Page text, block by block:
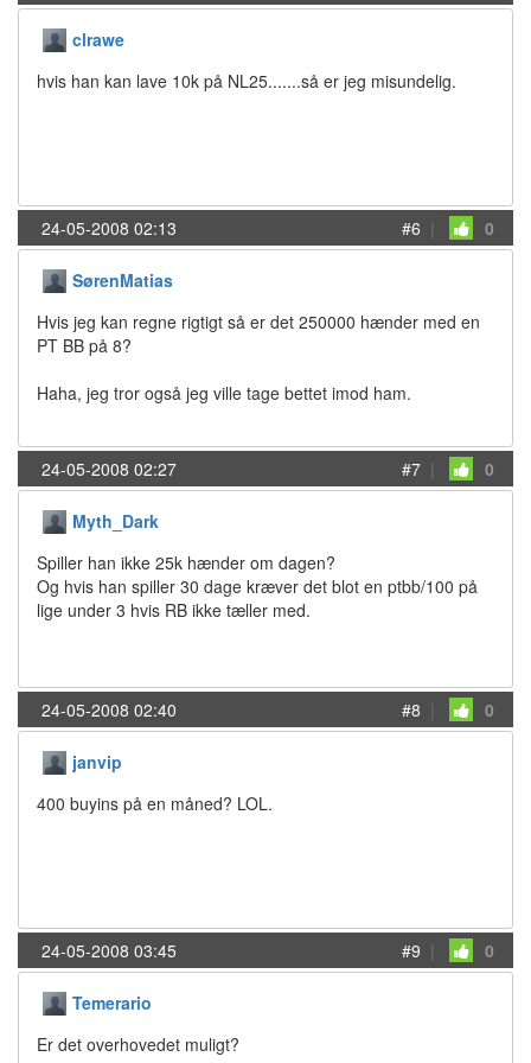
clrawe
hvis han kan lave 10k på NL25.......så er jeg misundelig.
24-05-2008 02:13 #6 | 0
SørenMatias
Hvis jeg kan regne rigtigt så er det 250000 hænder med en
PT BB på 8?
Haha, jeg tror også jeg ville tage bettet imod ham.
24-05-2008 02:27 #7 | 0
Myth_Dark
Spiller han ikke 25k hænder om dagen?
Og hvis han spiller 30 dage kræver det blot en ptbb/100 på
lige under 3 hvis RB ikke tæller med.
24-05-2008 02:40 #8 | 0
janvip
400 buyins på en måned? LOL.
24-05-2008 03:45 #9 | 0
Temerario
Er det overhovedet muligt?